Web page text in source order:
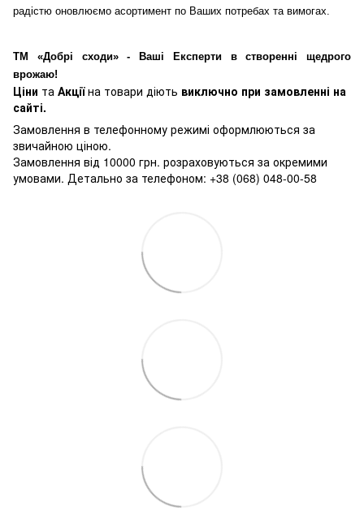
радістю оновлюємо асортимент по Ваших потребах та вимогах.
ТМ «Добрі сходи» - Ваші Експерти в створенні щедрого
врожаю!
Ціни та Акціїна товари діють виключно при замовленні на
сайті.
Замовлення в телефонному режимі оформлюються за
звичайною ціною.
Замовлення від 10000 грн. розраховуються за окремими
умовами. Детально за телефоном: +38 (068) 048-00-58